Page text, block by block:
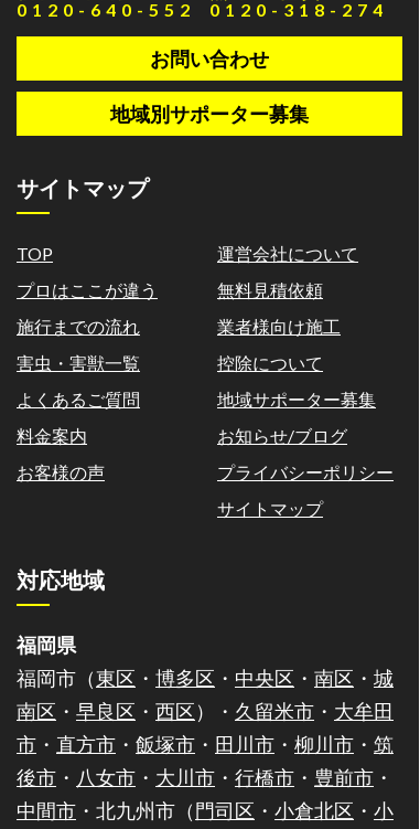
0120-640-552
0120-318-274
お問い合わせ
地域別サポーター募集
サイトマップ
TOP
プロはここが違う
施行までの流れ
害虫・害獣一覧
よくあるご質問
料金案内
お客様の声
運営会社について
無料見積依頼
業者様向け施工
控除について
地域サポーター募集
お知らせ/ブログ
プライバシーポリシー
サイトマップ
対応地域
福岡県
福岡市（東区 ・ 博多区 ・ 中央区 ・ 南区 ・ 城
南区 ・ 早良区 ・ 西区）・ 久留米市 ・ 大牟田
市 ・ 直方市 ・ 飯塚市 ・ 田川市 ・ 柳川市 ・ 筑
後市 ・ 八女市 ・ 大川市 ・ 行橋市 ・ 豊前市 ・
中間市 ・北九州市（門司区 ・ 小倉北区 ・ 小